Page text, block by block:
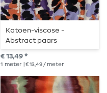
Katoen-viscose -
Abstract paars
€ 13,49 *
1 meter | € 13,49 / meter